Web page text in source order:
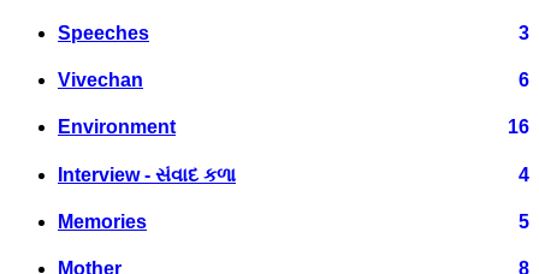
Speeches 3
Vivechan 6
Environment 16
Interview - સંવાદ કળા 4
Memories 5
Mother 8